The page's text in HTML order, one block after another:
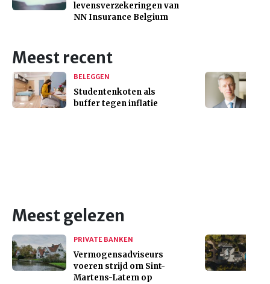
levensverzekeringen van
NN Insurance Belgium
Meest recent
BELEGGEN
Studentenkoten als
buffer tegen inflatie
Meest gelezen
PRIVATE BANKEN
Vermogensadviseurs
voeren strijd om Sint-
Martens-Latem op